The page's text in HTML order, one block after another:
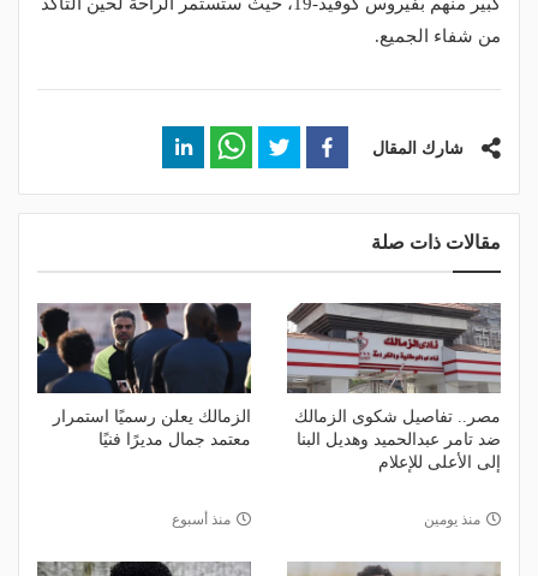
من شفاء الجميع.
شارك المقال
مقالات ذات صلة
مصر.. تفاصيل شكوى الزمالك
ضد تامر عبدالحميد وهديل البنا
إلى الأعلى للإعلام
منذ يومين
الزمالك يعلن رسميًا استمرار
معتمد جمال مديرًا فنيًا
منذ أسبوع